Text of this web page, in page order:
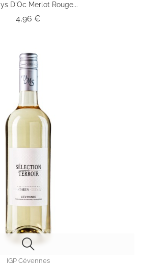
D'Oc Merlot Rouge...
4,96 €Prix
IGP Cévennes